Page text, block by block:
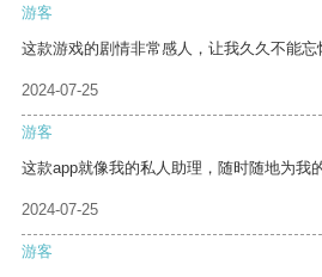
游客
这款游戏的剧情非常感人，让我久久不能忘
2024-07-25
游客
这款app就像我的私人助理，随时随地为我
2024-07-25
游客